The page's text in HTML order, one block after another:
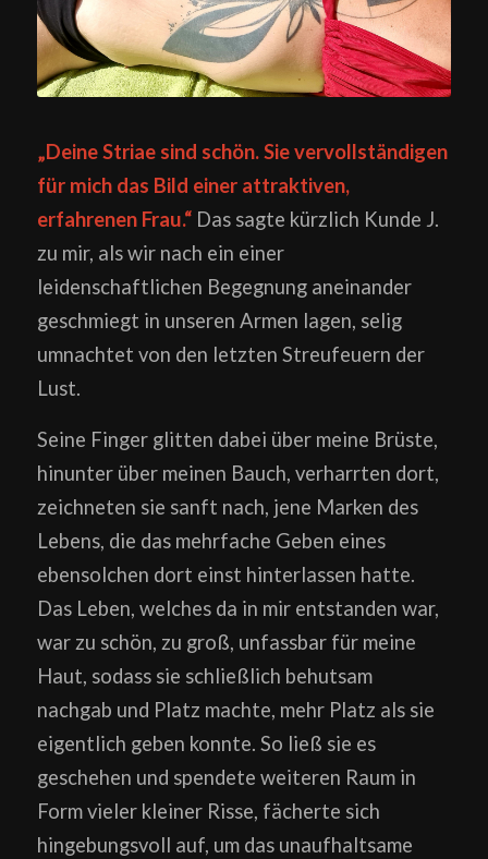
„Deine Striae sind schön. Sie vervollständigen
für mich das Bild einer attraktiven,
erfahrenen Frau.“Das sagte kürzlich Kunde J.
zu mir, als wir nach ein einer
leidenschaftlichen Begegnung aneinander
geschmiegt in unseren Armen lagen, selig
umnachtet von den letzten Streufeuern der
Lust.
Seine Finger glitten dabei über meine Brüste,
hinunter über meinen Bauch, verharrten dort,
zeichneten sie sanft nach, jene Marken des
Lebens, die das mehrfache Geben eines
ebensolchen dort einst hinterlassen hatte.
Das Leben, welches da in mir entstanden war,
war zu schön, zu groß, unfassbar für meine
Haut, sodass sie schließlich behutsam
nachgab und Platz machte, mehr Platz als sie
eigentlich geben konnte. So ließ sie es
geschehen und spendete weiteren Raum in
Form vieler kleiner Risse, fächerte sich
hingebungsvoll auf, um das unaufhaltsame